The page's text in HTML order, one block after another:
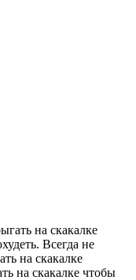
на скакалке
Всегда не
на скакалке
на скакалке чтобы